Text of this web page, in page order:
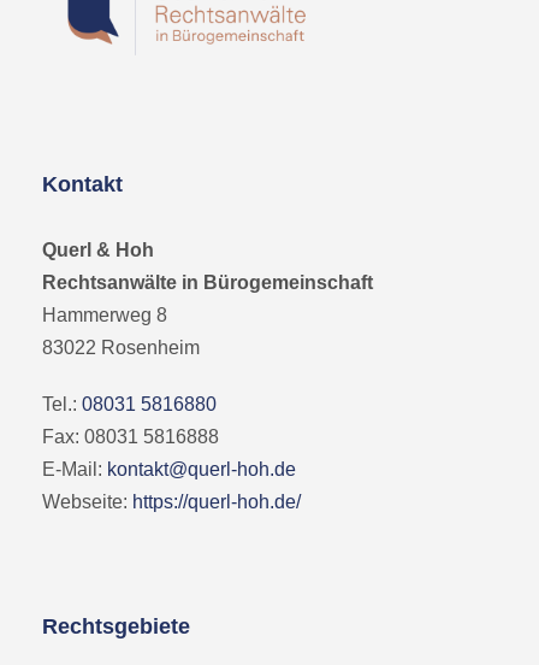
Kontakt
Querl & Hoh
Rechtsanwälte in Bürogemeinschaft
Hammerweg 8
83022 Rosenheim
Tel.: 08031 5816880
Fax: 08031 5816888
E-Mail: kontakt@querl-hoh.de
Webseite: https://querl-hoh.de/
Rechtsgebiete